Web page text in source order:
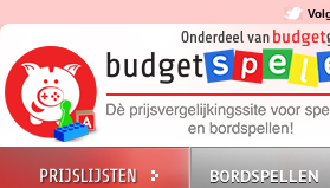
BORDSPELLEN